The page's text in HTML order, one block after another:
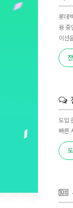
롯데
용 중
이션
도입
빠른